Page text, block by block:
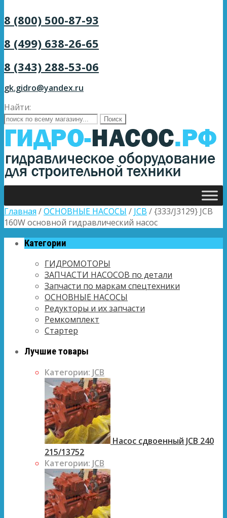
8 (800) 500-87-93
8 (499) 638-26-65
8 (343) 288-53-06
gk.gidro@yandex.ru
Найти:
Главная /ОСНОВНЫЕ НАСОСЫ / JCB / {333/J3129} JCB
160W основной гидравлический насоc
Категории
ГИДРОМОТОРЫ
ЗАПЧАСТИ НАСОСОВ по детали
Запчасти по маркам спецтехники
ОСНОВНЫЕ НАСОСЫ
Редукторы и их запчасти
Ремкомплект
Стартер
Лучшие товары
Категории: JCB
Насос сдвоенный JCB 240
215/13752
Категории: JCB